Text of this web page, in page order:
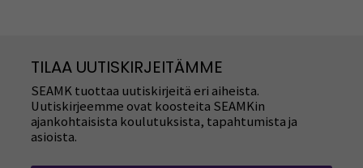
TILAA UUTISKIRJEITÄMME
SEAMK tuottaa uutiskirjeitä eri aiheista.
Uutiskirjeemme ovat koosteita SEAMKin
ajankohtaisista koulutuksista, tapahtumista ja
asioista.